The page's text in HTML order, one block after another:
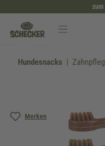
Hundesnacks
Merken
Bildergalerie überspringen